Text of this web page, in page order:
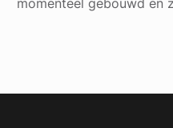
momenteel gebouwd en